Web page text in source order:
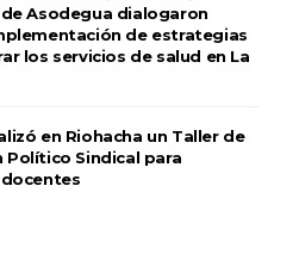
Asodegua dialogaron
de estrategias
los servicios de salud en La
en Riohacha un Taller de
Político Sindical para